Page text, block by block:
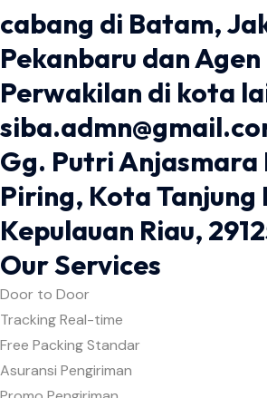
cabang di Batam,
Pekanbaru dan Agen
Perwakilan di kota
Gg. Putri Anjasmara
Piring, Kota Tanjung
Kepulauan Riau,
Our Services
Door to Door
Tracking Real-time
Free Packing Standar
Asuransi Pengiriman